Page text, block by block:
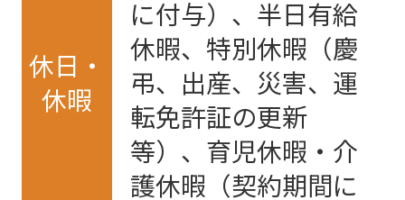
休日・
休暇
に付与）、半日有給
休暇、特別休暇（慶
弔、出産、災害、運
転免許証の更新
等）、育児休暇・介
護休暇（契約期間に